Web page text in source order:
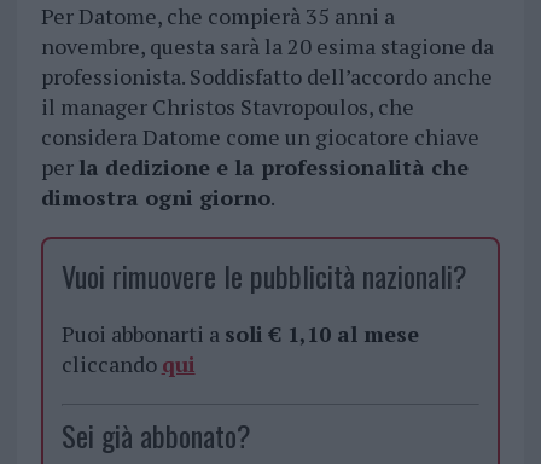
Per Datome, che compierà 35 anni a
novembre, questa sarà la 20 esima stagione da
professionista. Soddisfatto dell’accordo anche
il manager Christos Stavropoulos, che
considera Datome come un giocatore chiave
per la dedizione e la professionalità che
dimostra ogni giorno.
Vuoi rimuovere le pubblicità nazionali?
Puoi abbonarti a soli € 1,10 al mese
cliccando qui
Sei già abbonato?